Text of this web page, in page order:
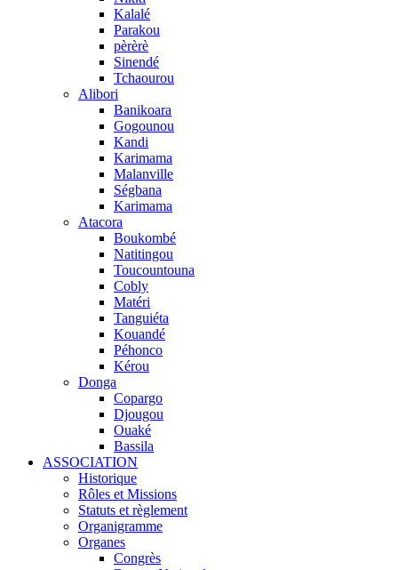
Kalalé
Parakou
pèrèrè
Sinendé
Tchaourou
Alibori
Banikoara
Gogounou
Kandi
Karimama
Malanville
Ségbana
Karimama
Atacora
Boukombé
Natitingou
Toucountouna
Cobly
Matéri
Tanguiéta
Kouandé
Péhonco
Kérou
Donga
Copargo
Djougou
Ouaké
Bassila
ASSOCIATION
Historique
Rôles et Missions
Statuts et règlement
Organigramme
Organes
Congrès